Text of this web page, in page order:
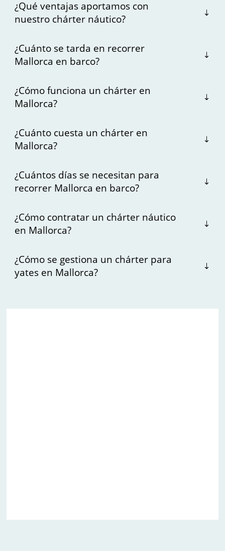
¿Qué ventajas aportamos con
nuestro chárter náutico?
¿Cuánto se tarda en recorrer
Mallorca en barco?
¿Cómo funciona un chárter en
Mallorca?
¿Cuánto cuesta un chárter en
Mallorca?
¿Cuántos días se necesitan para
recorrer Mallorca en barco?
¿Cómo contratar un chárter náutico
en Mallorca?
¿Cómo se gestiona un chárter para
yates en Mallorca?